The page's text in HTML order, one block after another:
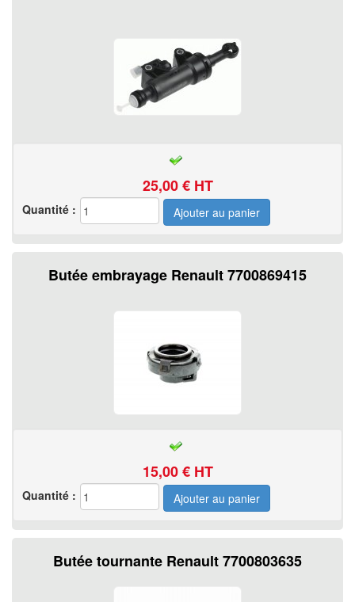
25,00€ HT
Quantité :
Butée embrayage Renault 7700869415
15,00€ HT
Quantité :
Butée tournante Renault 7700803635